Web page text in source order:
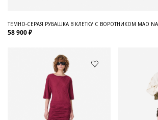
ТЕМНО-СЕРАЯ РУБАШКА В КЛЕТКУ С ВОРОТНИКОМ МАО
58 900 ₽